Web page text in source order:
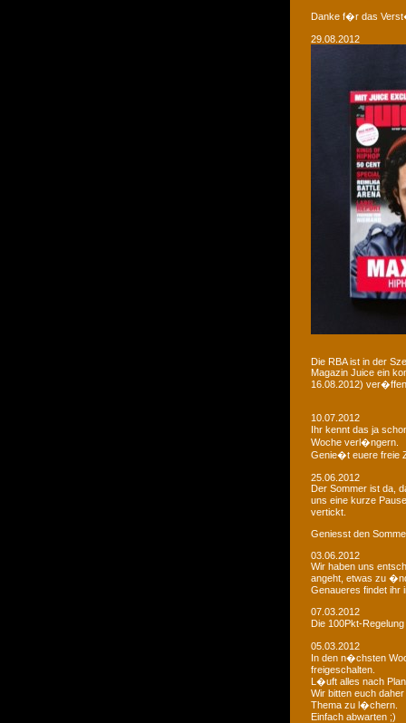
Danke f�r das
29.08.2012
Die RBA ist in der
Magazin Juice ein
16.08.2012)
10.07.2012
Ihr kennt das ja
Woche verl�ngern.
Genie�t euere freie
25.06.2012
Der Sommer ist da,
uns eine kurze
vertickt.
Geniesst den
03.06.2012
Wir haben uns
angeht, etwas zu
Genaueres findet ihr
07.03.2012
Die 100Pkt-
05.03.2012
In den n�chsten
freigeschalten.
L�uft alles nach
Wir bitten euch
Thema zu l�chern.
Einfach abwarten ;)